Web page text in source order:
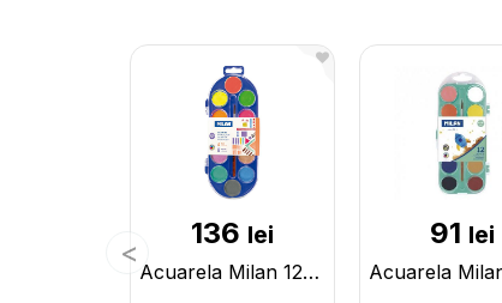
136 lei
Acuarela Milan 12cul (cu pensula) 0531512
91 lei